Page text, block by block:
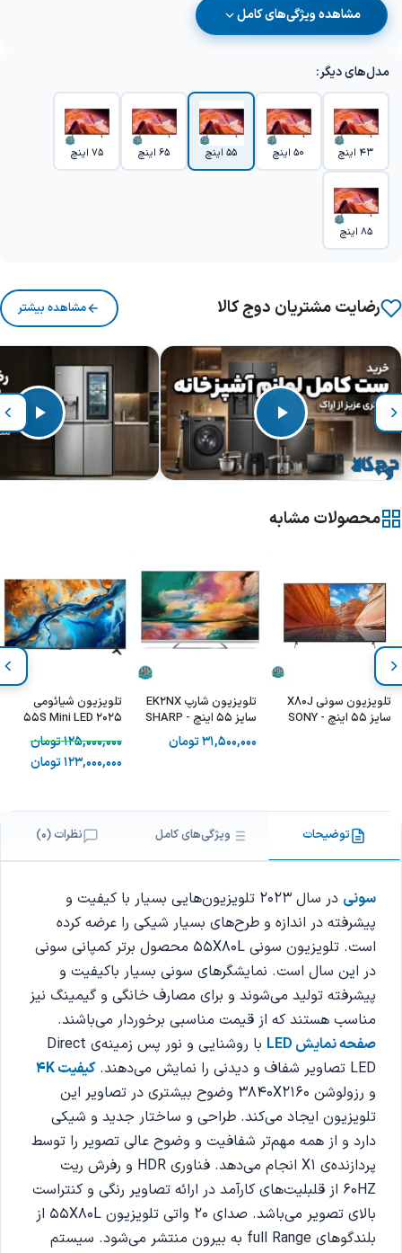
مشاهده ویژگی‌های کامل
مدل‌های دیگر:
43 اینچ 50 اینچ 55 اینچ 65 اینچ 75 اینچ
85 اینچ
رضایت مشتریان دوج کالا مشاهده بیشتر
محصولات مشابه
تلویزیون سونی X80J
سایز 55 اینچ - SONY
تلویزیون شارپ EK2NX
سایز 55 اینچ - SHARP
55EK2NX
31,500,000تومان
تلویزیون شیائومی
55S Mini LED 2025
125,000,000تومان
123,000,000تومان
توضیحات ویژگی‌های کامل نظرات (0)
سونی
در سال 2023 تلویزیون‌هایی بسیار با کیفیت و
پیشرفته در اندازه‌ و طرح‌های بسیار شیکی را عرضه کرده
است. تلویزیون سونی 55X80L محصول برتر کمپانی سونی
در این سال است. نمایشگرهای سونی بسیار باکیفیت و
پیشرفته تولید می‌شوند و برای مصارف خانگی و گیمینگ نیز
مناسب هستند که از قیمت مناسبی برخوردار می‌باشند.
صفحه نمایش LED
با روشنایی و نور پس زمینه‌ی Direct
LED تصاویر شفاف و دیدنی را نمایش می‌دهند.
کیفیت 4K
و رزولوشن 3840X2160 وضوح بیشتری در تصاویر این
تلویزیون ایجاد می‌کند. طراحی و ساختار جدید و شیکی
دارد و از همه مهم‌تر شفافیت و وضوح عالی تصویر را توسط
پردازنده‌ی X1 انجام می‌دهد. فناوری HDR و رفرش ریت
60HZ از قلبلیت‌های کارآمد در ارائه تصاویر رنگی و کنتراست
بالای تصویر می‌باشد. صدای 20 واتی تلویزیون 55X80L از
بلندگوهای full Range به بیرون منتشر می‌‌شود. سیستم